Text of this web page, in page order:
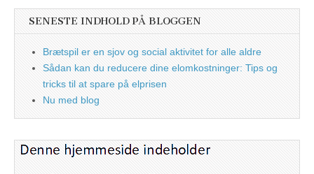
SENESTE INDHOLD PÅ BLOGGEN
Brætspil er en sjov og social aktivitet for alle aldre
Sådan kan du reducere dine elomkostninger: Tips og
tricks til at spare på elprisen
Nu med blog